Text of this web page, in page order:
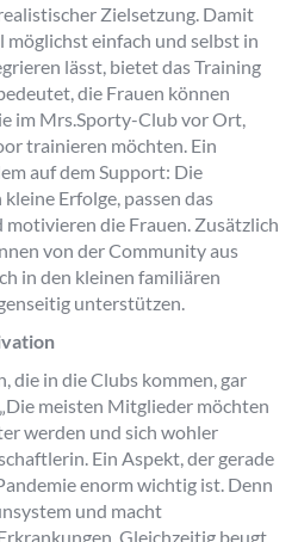
Zielsetzung. Damit
möglichst einfach und selbst in
lässt, bietet das Training
die Frauen können
im Mrs.Sporty-Club vor Ort,
trainieren möchten. Ein
auf dem Support: Die
Erfolge, passen das
motivieren die Frauen. Zusätzlich
von der Community aus
in den kleinen familiären
unterstützen.
die in die Clubs kommen, gar
meisten Mitglieder möchten
werden und sich wohler
Ein Aspekt, der gerade
enorm wichtig ist. Denn
und macht
Gleichzeitig beugt